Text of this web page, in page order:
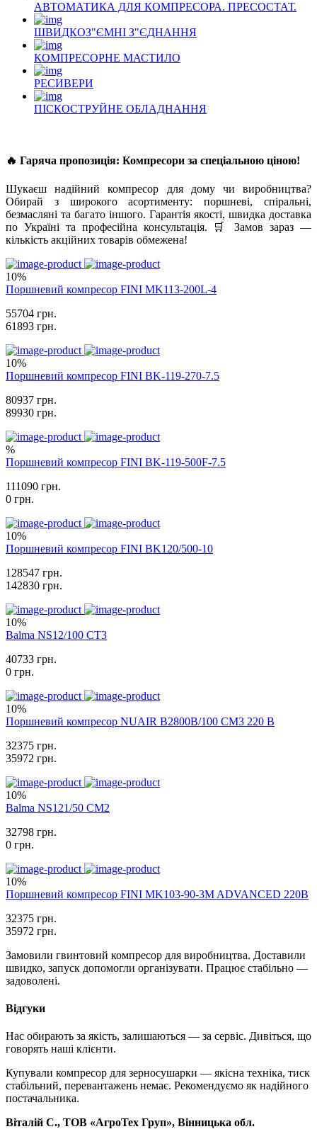
АВТОМАТИКА ДЛЯ КОМПРЕСОРА. ПРЕСОСТАТ.
ШВИДКОЗ"ЄМНІ З"ЄДНАННЯ
КОМПРЕСОРНЕ МАСТИЛО
РЕСИВЕРИ
ПІСКОСТРУЙНЕ ОБЛАДНАННЯ
🔥 Гаряча пропозиція: Компресори за спеціальною ціною!
Шукаєш надійний компресор для дому чи виробництва?
Обирай з широкого асортименту: поршневі, спіральні,
безмасляні та багато іншого. Гарантія якості, швидка доставка
по Україні та професійна консультація. 🛒 Замов зараз —
кількість акційних товарів обмежена!
10%
Поршневий компресор FINI MK113-200L-4
55704 грн.
61893 грн.
10%
Поршневий компресор FINI BK-119-270-7.5
80937 грн.
89930 грн.
%
Поршневий компресор FINI BK-119-500F-7.5
111090 грн.
0 грн.
10%
Поршневий компресор FINI BK120/500-10
128547 грн.
142830 грн.
10%
Balma NS12/100 CT3
40733 грн.
0 грн.
10%
Поршневий компресор NUAIR B2800B/100 CM3 220 В
32375 грн.
35972 грн.
10%
Balma NS121/50 CM2
32798 грн.
0 грн.
10%
Поршневий компресор FINI MK103-90-3M ADVANCED 220В
32375 грн.
35972 грн.
Замовили гвинтовий компресор для виробництва. Доставили
швидко, запуск допомогли організувати. Працює стабільно —
задоволені.
Відгуки
Нас обирають за якість, залишаються — за сервіс. Дивіться, що
говорять наші клієнти.
Купували компресор для зерносушарки — якісна техніка, тиск
стабільний, перевантажень немає. Рекомендуємо як надійного
постачальника.
Віталій С., ТОВ «АгроТех Груп», Вінницька обл.